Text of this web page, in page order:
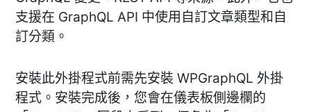
支援在 GraphQL API 中使用自訂文章類型和自
訂分類。
安裝此外掛程式前需先安裝 WPGraphQL 外掛
程式。安裝完成後，您會在儀表板側邊欄的